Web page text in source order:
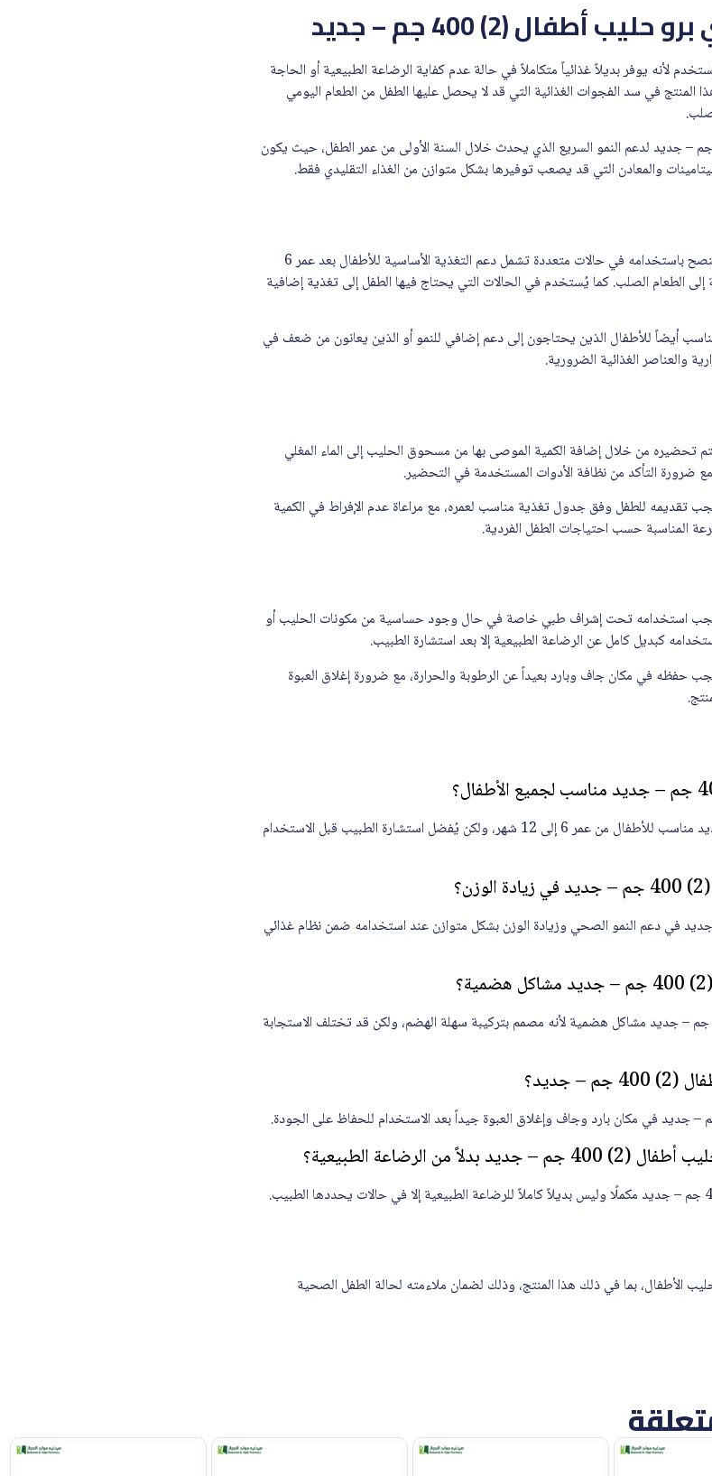
أطفال (2) 400 جم – جديد
أطفال (2) 400 جم – جديد يُستخدم لأنه يوفر بديلاً غذائياً متكاملاً في حالة عدم كفاية الرضاعة الطبيعية أو الحاجة
المنتج في سد الفجوات الغذائية التي قد لا يحصل عليها الطفل من الطعام اليومي
كما يُستخدم نان اوبتي برو حليب أطفال (2) 400 جم – جديد لدعم النمو السريع الذي يحدث خلال السنة الأولى من عمر الطفل، حيث يكون
والمعادن التي قد يصعب توفيرها بشكل متوازن من الغذاء التقليدي فقط.
نان اوبتي برو حليب أطفال (2) 400 جم – جديد يُنصح باستخدامه في حالات متعددة تشمل دعم التغذية الأساسية للأطفال بعد عمر 6
إلى الطعام الصلب. كما يُستخدم في الحالات التي يحتاج فيها الطفل إلى تغذية إضافية
أطفال (2) 400 جم – جديد مناسب أيضاً للأطفال الذين يحتاجون إلى دعم إضافي للنمو أو الذين يعانون من ضعف في
والعناصر الغذائية الضرورية.
أطفال (2) 400 جم – جديد يتم تحضيره من خلال إضافة الكمية الموصى بها من مسحوق الحليب إلى الماء المغلي
ضرورة التأكد من نظافة الأدوات المستخدمة في التحضير.
أطفال (2) 400 جم – جديد يجب تقديمه للطفل وفق جدول تغذية مناسب لعمره، مع مراعاة عدم الإفراط في الكمية
المناسبة حسب احتياجات الطفل الفردية.
أطفال (2) 400 جم – جديد يجب استخدامه تحت إشراف طبي خاصة في حال وجود حساسية من مكونات الحليب أو
كبديل كامل عن الرضاعة الطبيعية إلا بعد استشارة الطبيب.
أطفال (2) 400 جم – جديد يجب حفظه في مكان جاف وبارد بعيداً عن الرطوبة والحرارة، مع ضرورة إغلاق العبوة
نعم، نان اوبتي برو حليب أطفال (2) 400 جم – جديد مناسب للأطفال من عمر 6 إلى 12 شهر، ولكن يُفضل استشارة الطبيب قبل الاستخدام
اوبتي برو حليب أطفال (2) 400 جم – جديد في دعم النمو الصحي وزيادة الوزن بشكل متوازن عند استخدامه ضمن نظام غذائي
عادةً لا يسبب نان اوبتي برو حليب أطفال (2) 400 جم – جديد مشاكل هضمية لأنه مصمم بتركيبة سهلة الهضم، ولكن قد تختلف الاستجابة
جديد؟
الرضاعة الطبيعية؟
الأطفال، بما في ذلك هذا المنتج، وذلك لضمان ملاءمته لحالة الطفل الصحية